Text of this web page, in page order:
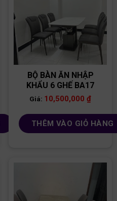
BỘ BÀN ĂN NHẬP
KHẨU 6 GHẾ BA17
Giá: 10,500,000₫
THÊM VÀO GIỎ HÀNG